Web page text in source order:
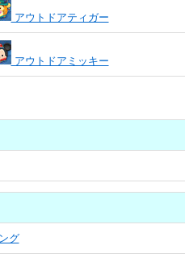
アウトドアティガー
アウトドアミッキー
グ